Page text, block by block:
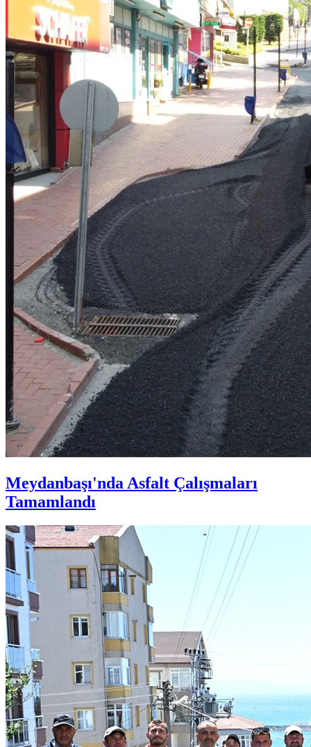
Meydanbaşı'nda Asfalt Çalışmaları
Tamamlandı